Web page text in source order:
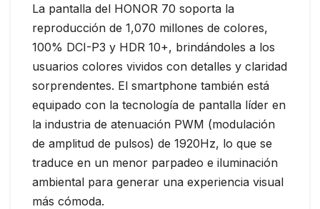
La pantalla del HONOR 70 soporta la
reproducción de 1,070 millones de colores,
100% DCI-P3 y HDR 10+, brindándoles a los
usuarios colores vividos con detalles y claridad
sorprendentes. El smartphone también está
equipado con la tecnología de pantalla líder en
la industria de atenuación PWM (modulación
de amplitud de pulsos) de 1920Hz, lo que se
traduce en un menor parpadeo e iluminación
ambiental para generar una experiencia visual
más cómoda.